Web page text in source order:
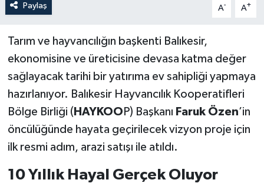
Paylaş A- A+
Tarım ve hayvancılığın başkenti Balıkesir,
ekonomisine ve üreticisine devasa katma değer
sağlayacak tarihi bir yatırıma ev sahipliği yapmaya
hazırlanıyor. Balıkesir Hayvancılık Kooperatifleri
Bölge Birliği ( HAYKOO P) Başkanı Faruk Özen’in
öncülüğünde hayata geçirilecek vizyon proje için
ilk resmi adım, arazi satışı ile atıldı.
10 Yıllık Hayal Gerçek Oluyor